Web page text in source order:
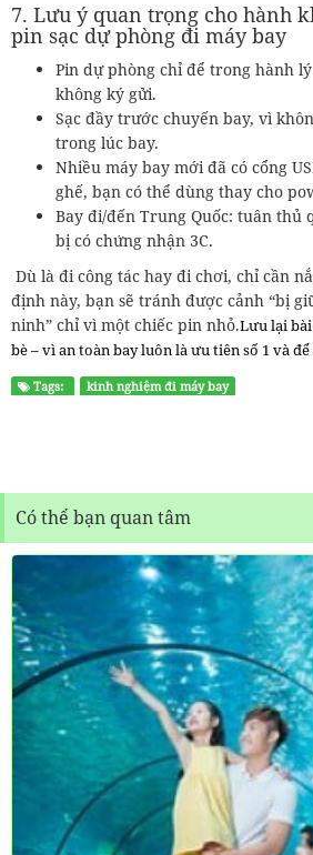
7. Lưu ý quan trọng cho hành
pin sạc dự phòng đi máy bay
Pin dự phòng chỉ để trong hành
không ký gửi.
Sạc đầy trước chuyến bay, vì
trong lúc bay.
Nhiều máy bay mới đã có cổng
ghế, bạn có thể dùng thay cho
Bay đi/đến Trung Quốc: tuân thủ
bị có chứng nhận 3C.
Dù là đi công tác hay đi chơi, chỉ cần
định này, bạn sẽ tránh được cảnh “bị
ninh” chỉ vì một chiếc pin nhỏ.Lưu lại bài
bè – vì an toàn bay luôn là ưu tiên số 1 và
Tags: kinh nghiệm đi máy bay
Có thể bạn quan tâm